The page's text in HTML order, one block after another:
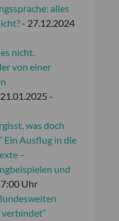
alles
- 27.12.2024
nicht.
von einer
-
was doch
Ein Ausflug in die
–
und
Uhr
verbindet“